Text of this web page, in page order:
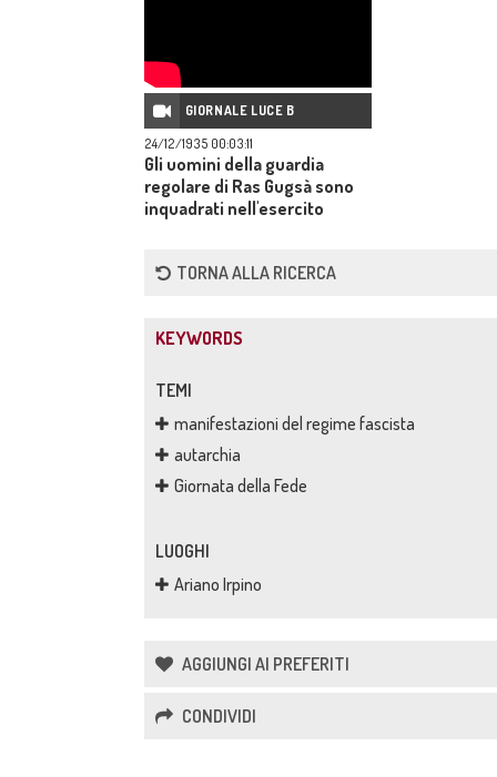
GIORNALE LUCE B
24/12/1935 00:03:11
Gli uomini della guardia
regolare di Ras Gugsà sono
inquadrati nell'esercito
TORNA ALLA RICERCA
KEYWORDS
TEMI
manifestazioni del regime fascista
autarchia
Giornata della Fede
LUOGHI
Ariano Irpino
AGGIUNGI AI PREFERITI
CONDIVIDI